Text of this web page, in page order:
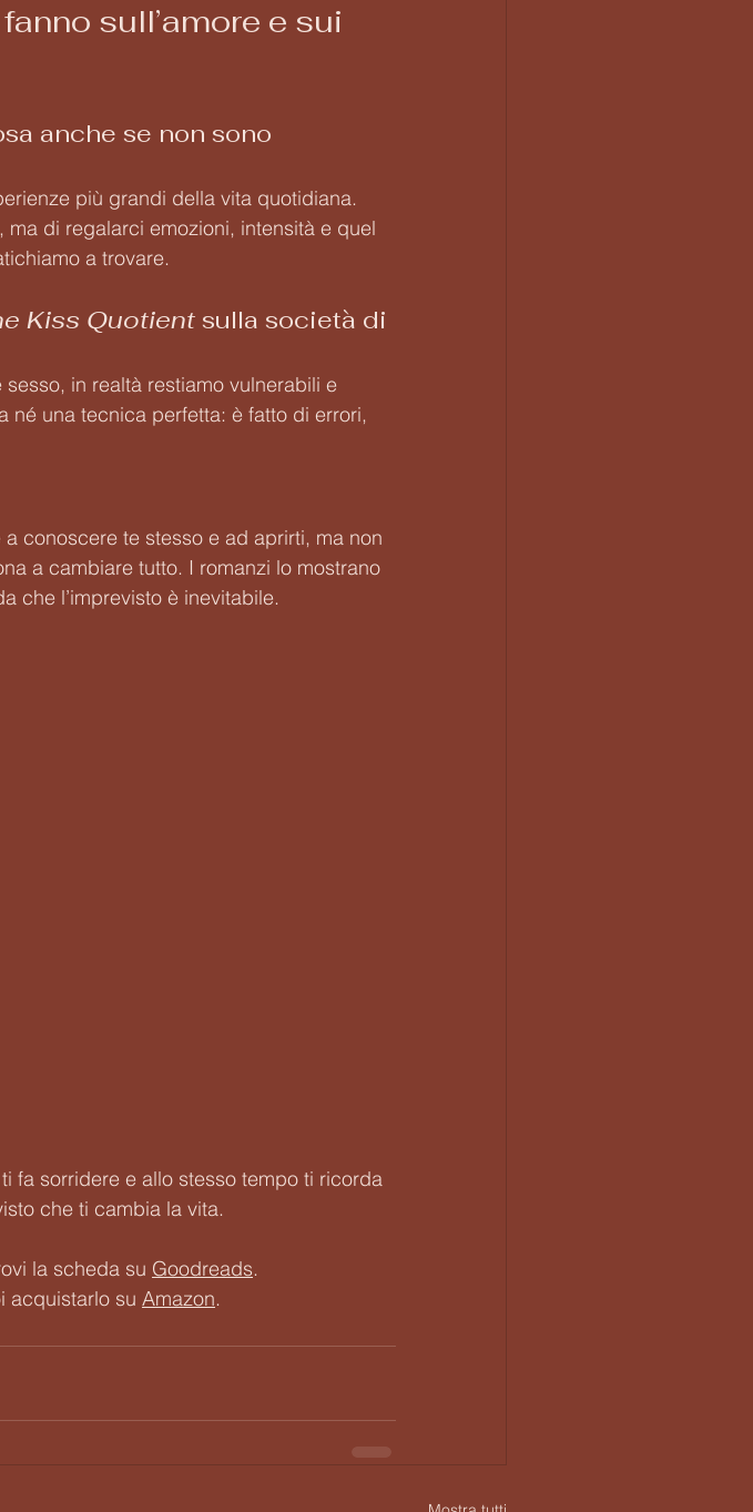
sull’amore e sui
anche se non sono
più grandi della vita quotidiana.
di regalarci emozioni, intensità e quel
a trovare.
Kiss Quotient sulla società di
in realtà restiamo vulnerabili e
né una tecnica perfetta: è fatto di errori,
conoscere te stesso e ad aprirti, ma non
a cambiare tutto. I romanzi lo mostrano
che l’imprevisto è inevitabile.
fa sorridere e allo stesso tempo ti ricorda
che ti cambia la vita.
la scheda su Goodreads.
acquistarlo su Amazon.